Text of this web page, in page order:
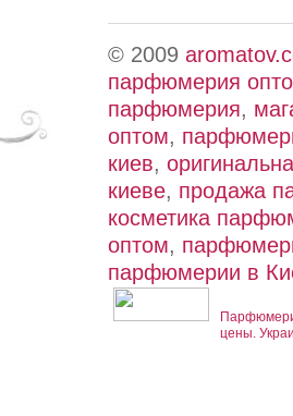
© 2009
парфюмерия
парфюмерия,
оптом,
киев,
киеве, продажа
косметика
оптом,
парфюмерии в
цены.